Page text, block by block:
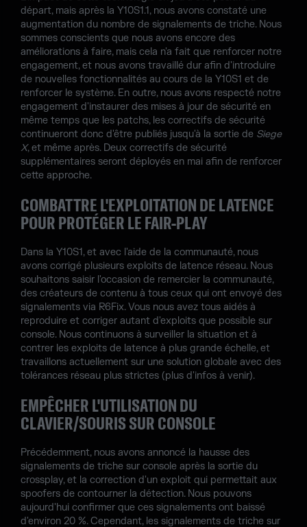
départ, mais après la Y10S1.1, nous avons constaté une
augmentation du nombre de signalements de triche. Nous
sommes conscients que nous avons encore des
améliorations à faire, mais cela n'a fait que renforcer notre
engagement, et nous avons travaillé dur afin d'introduire
de nouvelles fonctionnalités au cours de la Y10S1 et de
renforcer le système. En outre, nous avons respecté notre
engagement d'instaurer des mises à jour de sécurité en
même temps que les patchs, les correctifs de sécurité
continueront donc d'être publiés jusqu'à la sortie de Siege
X, et même après. Deux correctifs de sécurité
supplémentaires seront déployés en mai afin de renforcer
cette approche.
COMBATTRE L'EXPLOITATION DE LATENCE
POUR PROTÉGER LE FAIR-PLAY
Dans la Y10S1, et avec l'aide de la communauté, nous
avons corrigé plusieurs exploits de latence réseau. Nous
souhaitons saisir l'occasion de remercier la communauté,
des créateurs de contenu à tous ceux qui ont envoyé des
signalements via R6Fix. Vous nous avez tous aidés à
reproduire et corriger autant d'exploits que possible sur
console. Nous continuons à surveiller la situation et à
contrer les exploits de latence à plus grande échelle, et
travaillons actuellement sur une solution globale avec des
tolérances réseau plus strictes (plus d'infos à venir).
EMPÊCHER L'UTILISATION DU
CLAVIER/SOURIS SUR CONSOLE
Précédemment, nous avons annoncé la hausse des
signalements de triche sur console après la sortie du
crossplay, et la correction d'un exploit qui permettait aux
spoofers de contourner la détection. Nous pouvons
aujourd'hui confirmer que ces signalements ont baissé
d'environ 20 %. Cependant, les signalements de triche sur